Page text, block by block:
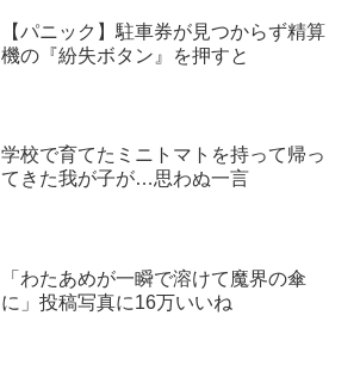
【パニック】駐車券が見つからず精算
機の『紛失ボタン』を押すと
学校で育てたミニトマトを持って帰っ
てきた我が子が…思わぬ一言
「わたあめが一瞬で溶けて魔界の傘
に」投稿写真に16万いいね